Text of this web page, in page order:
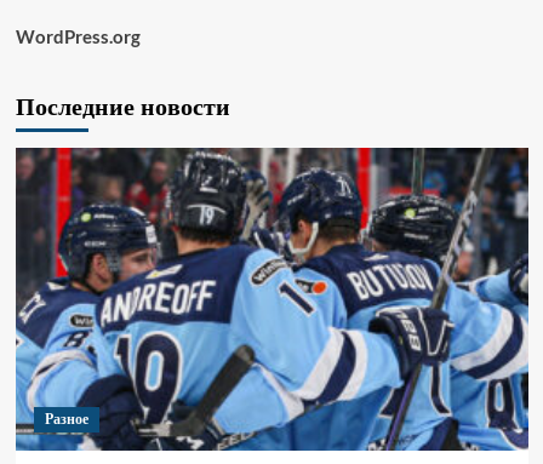
WordPress.org
Последние новости
Разное